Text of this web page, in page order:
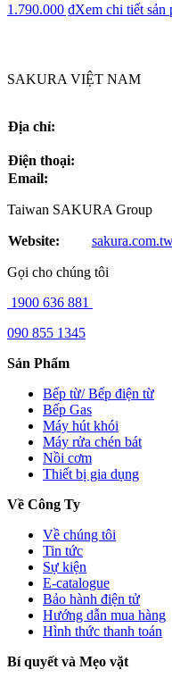
1.790.000 ₫Xem chi tiết sản
SAKURA VIỆT NAM
Địa chỉ:
Điện thoại:
Email:
Taiwan SAKURA Group
Website:
Gọi cho chúng tôi
1900 636 881
090 855 1345
Sản Phẩm
Bếp từ/ Bếp điện từ
Bếp Gas
Máy hút khói
Máy rửa chén bát
Nồi cơm
Thiết bị gia dụng
Về Công Ty
Về chúng tôi
Tin tức
Sự kiện
E-catalogue
Bảo hành điện tử
Hướng dẫn mua hàng
Hình thức thanh toán
Bí quyết và Mẹo vặt